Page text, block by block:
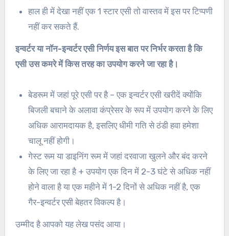
हाल ही में देखा नहीं एक 1 स्टार एसी तो वास्तव में इस पर टिप्पणी
नहीं कर सकते हैं.
इन्वर्टर या नॉन-इन्वर्टर एसी निर्णय इस बात पर निर्भर करता है कि
एसी उस कमरे में किस तरह का उपयोग करने जा रहा है।
बेडरूम में जहां पूरे एसी पर है – एक इन्वर्टर एसी खरीदें क्योंकि
बिजली बचाने के अलावा कंप्रेसर के रूप में उपयोग करने के लिए
अधिक आरामदायक है, इसलिए धीमी गति से ठंडी हवा हमेशा
चालू नहीं होगी।
गेस्ट रूम या डाइनिंग रूम में जहां दरवाजा खुलने और बंद करने
के लिए जा रहा है + उपयोग एक दिन में 2-3 घंटे से अधिक नहीं
होने वाला है या एक महीने में 1-2 दिनों से अधिक नहीं है, एक
गैर-इन्वर्टर एसी बेहतर विकल्प है।
उम्मीद है आपको यह लेख पसंद आया।